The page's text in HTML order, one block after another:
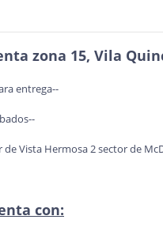
zona 15, Vila
entrega--
Vista Hermosa 2 sector de
con: